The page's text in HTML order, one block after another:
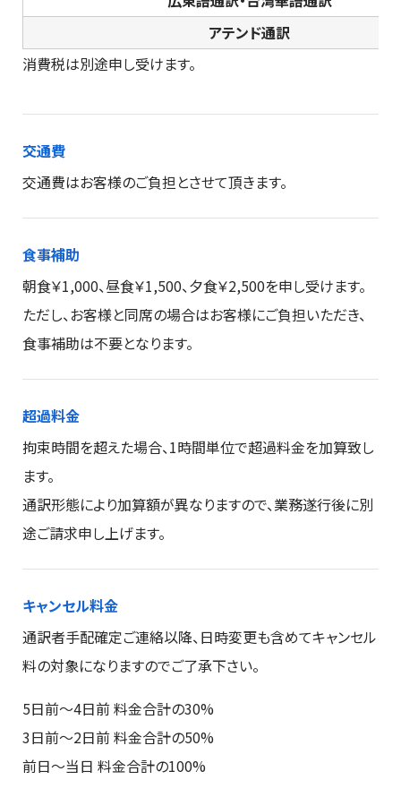
アテンド通訳
消費税は別途申し受けます。
交通費
交通費はお客様のご負担とさせて頂きます。
食事補助
朝食￥1,000、昼食￥1,500、夕食￥2,500を申し受けます。
ただし、お客様と同席の場合はお客様にご負担いただき、
食事補助は不要となります。
超過料金
拘束時間を超えた場合、1時間単位で超過料金を加算致し
ます。
通訳形態により加算額が異なりますので、業務遂行後に別
途ご請求申し上げます。
キャンセル料金
通訳者手配確定ご連絡以降、日時変更も含めてキャンセル
料の対象になりますのでご了承下さい。
5日前～4日前 料金合計の30%
3日前～2日前 料金合計の50%
前日～当日 料金合計の100%